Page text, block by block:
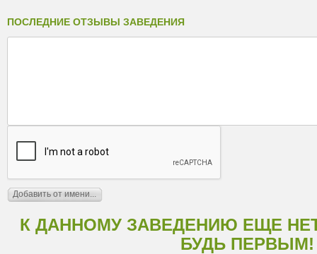
ПОСЛЕДНИЕ ОТЗЫВЫ ЗАВЕДЕНИЯ
К ДАННОМУ ЗАВЕДЕНИЮ ЕЩЕ
БУДЬ ПЕРВЫМ!